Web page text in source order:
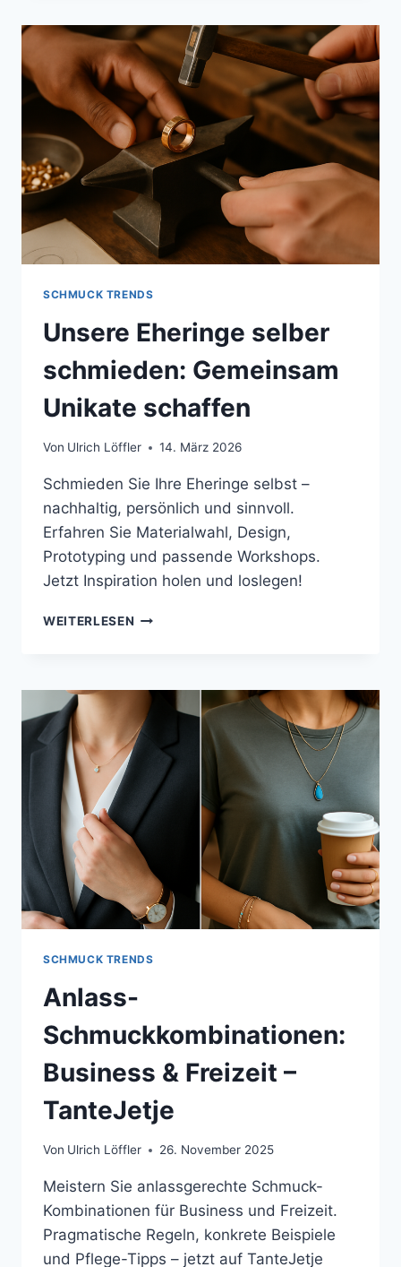
IHRE
GESCHICHTE
SCHMUCK TRENDS
Unsere Eheringe selber
schmieden: Gemeinsam
Unikate schaffen
Von Ulrich Löffler 14. März 2026
Schmieden Sie Ihre Eheringe selbst –
nachhaltig, persönlich und sinnvoll.
Erfahren Sie Materialwahl, Design,
Prototyping und passende Workshops.
Jetzt Inspiration holen und loslegen!
WEITERLESEN UNSERE
GEMEINSAM
UNIKATE
SCHAFFEN
SCHMUCK TRENDS
Anlass-
Schmuckkombinationen:
Business & Freizeit –
TanteJetje
Von Ulrich Löffler 26. November 2025
Meistern Sie anlassgerechte Schmuck-
Kombinationen für Business und Freizeit.
Pragmatische Regeln, konkrete Beispiele
und Pflege-Tipps – jetzt auf TanteJetje